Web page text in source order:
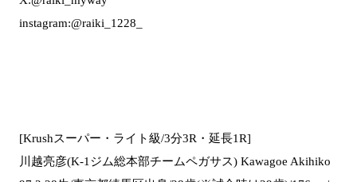
instagram:@raiki_1228_
[Krushスーパー・ライト級/3分3R・延長1R]
川越亮彦(K-1ジム総本部チームペガサス) Kawagoe Akihiko